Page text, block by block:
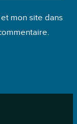
mon site dans